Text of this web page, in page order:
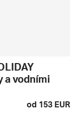
a vodními
od 153 EUR